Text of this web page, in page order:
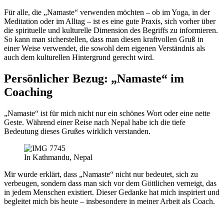
Für alle, die „Namaste“ verwenden möchten – ob im Yoga, in der
Meditation oder im Alltag – ist es eine gute Praxis, sich vorher über
die spirituelle und kulturelle Dimension des Begriffs zu informieren.
So kann man sicherstellen, dass man diesen kraftvollen Gruß in
einer Weise verwendet, die sowohl dem eigenen Verständnis als
auch dem kulturellen Hintergrund gerecht wird.
Persönlicher Bezug: „Namaste“ im
Coaching
„Namaste“ ist für mich nicht nur ein schönes Wort oder eine nette
Geste. Während einer Reise nach Nepal habe ich die tiefe
Bedeutung dieses Grußes wirklich verstanden.
In Kathmandu, Nepal
Mir wurde erklärt, dass „Namaste“ nicht nur bedeutet, sich zu
verbeugen, sondern dass man sich vor dem Göttlichen verneigt, das
in jedem Menschen existiert. Dieser Gedanke hat mich inspiriert und
begleitet mich bis heute – insbesondere in meiner Arbeit als Coach.